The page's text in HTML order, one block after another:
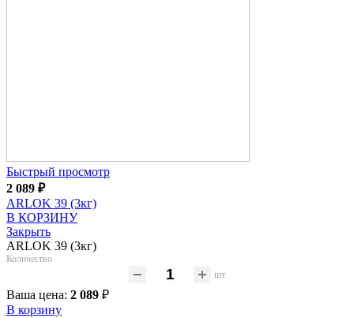
Быстрый просмотр
2 089 ₽
ARLOK 39 (3кг)
В КОРЗИНУ
Закрыть
ARLOK 39 (3кг)
Количество
шт
Ваша цена: 2 089 ₽
В корзину